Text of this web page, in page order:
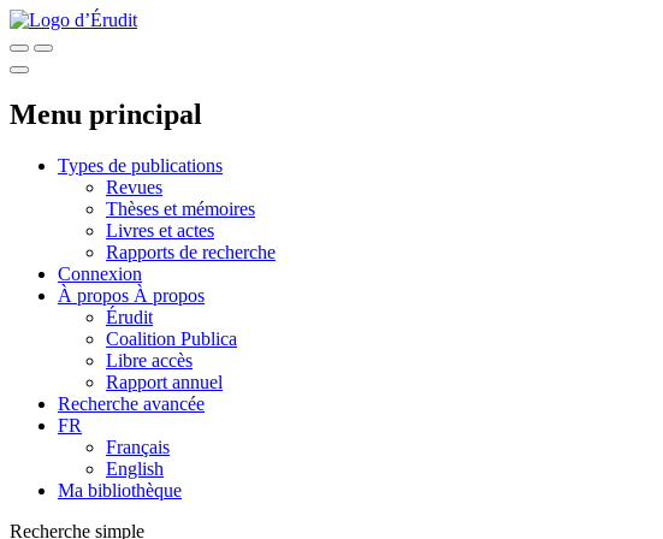
Menu principal
Types de publications
Revues
Thèses et mémoires
Livres et actes
Rapports de recherche
Connexion
À propos À propos
Érudit
Coalition Publica
Libre accès
Rapport annuel
Recherche avancée
FR
Français
English
Ma bibliothèque
Recherche simple